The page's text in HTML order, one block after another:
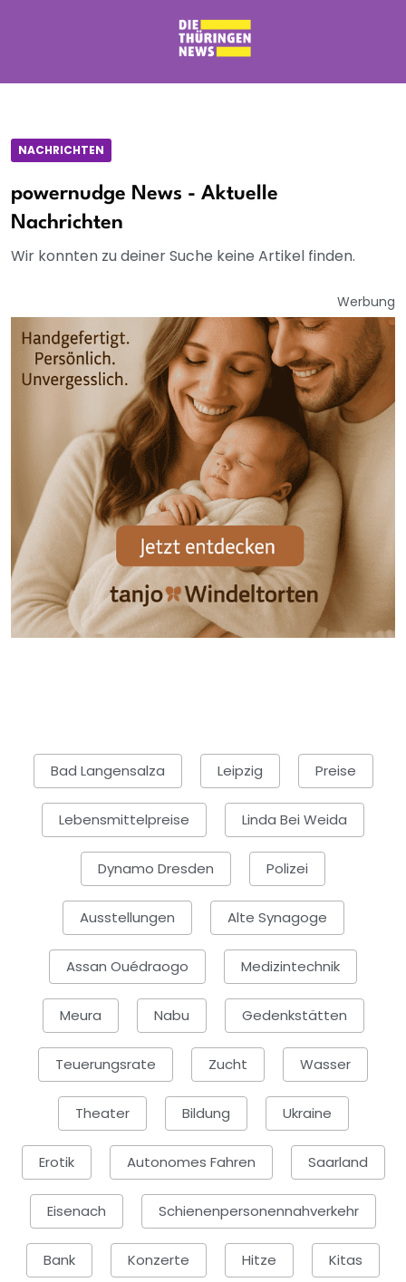
NACHRICHTEN
powernudge News - Aktuelle
Nachrichten
Wir konnten zu deiner Suche keine Artikel finden.
Werbung
Bad Langensalza Leipzig Preise
Lebensmittelpreise Linda Bei Weida
Dynamo Dresden Polizei
Ausstellungen Alte Synagoge
Assan Ouédraogo Medizintechnik
Meura Nabu Gedenkstätten
Teuerungsrate Zucht Wasser
Theater Bildung Ukraine
Erotik Autonomes Fahren Saarland
Eisenach Schienenpersonennahverkehr
Bank Konzerte Hitze Kitas